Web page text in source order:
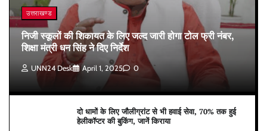
उत्तराखण्ड
निजी स्कूलों की शिकायत के लिए जल्द जारी होगा टोल फ्री नंबर,
शिक्षा मंत्री धन सिंह ने दिए निर्देश
UNN24 Desk April 1, 2025 0
दो धामों के लिए जौलीग्रांट से भी हवाई सेवा, 70% तक हुई
हेलीकॉप्टर की बुकिंग, जानें किराया